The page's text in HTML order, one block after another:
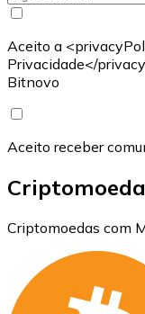
Aceito a
Privacidade</
Bitnovo
Aceito receber
Criptomoedas com